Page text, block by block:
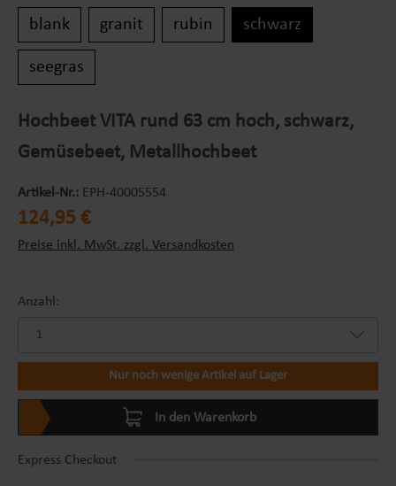
blank granit rubin schwarz
seegras
Hochbeet VITA rund 63 cm hoch, schwarz,
Gemüsebeet, Metallhochbeet
Artikel-Nr.: EPH-40005554
Regulärer Preis:
124,95 €
Preise inkl. MwSt. zzgl. Versandkosten
Anzahl:
Nur noch wenige Artikel auf Lager
In den Warenkorb
Express Checkout